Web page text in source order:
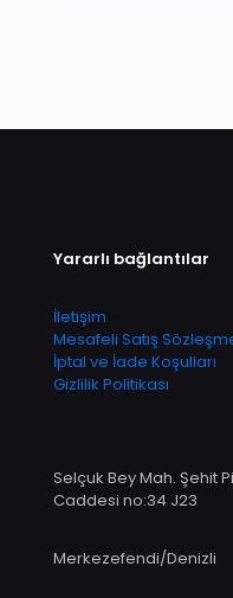
Yararlı bağlantılar
İletişim
Mesafeli Satış
İptal ve İade Koşulları
Gizlilik Politikası
Selçuk Bey Mah. Şehit
Caddesi no:34 J23
Merkezefendi/Denizli